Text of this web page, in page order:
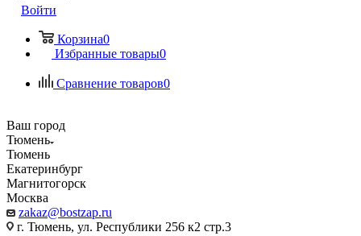
Войти
Корзина0
Избранные товары0
Сравнение товаров0
Ваш город
Тюмень
Тюмень
Екатеринбург
Магнитогорск
Москва
zakaz@bostzap.ru
г. Тюмень, ул. Республики 256 к2 стр.3